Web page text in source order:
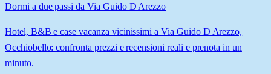
Dormi a due passi da Via Guido D Arezzo
Hotel, B&B e case vacanza vicinissimi a Via Guido D Arezzo,
Occhiobello: confronta prezzi e recensioni reali e prenota in un
minuto.